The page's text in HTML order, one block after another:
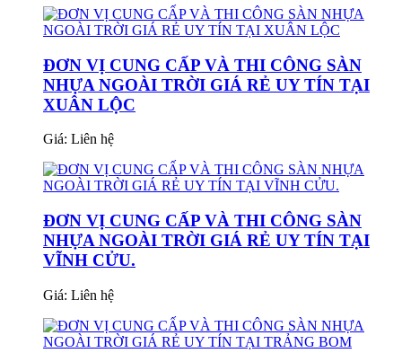
ĐƠN VỊ CUNG CẤP VÀ THI CÔNG SÀN
NHỰA NGOÀI TRỜI GIÁ RẺ UY TÍN TẠI
XUÂN LỘC
Giá: Liên hệ
ĐƠN VỊ CUNG CẤP VÀ THI CÔNG SÀN
NHỰA NGOÀI TRỜI GIÁ RẺ UY TÍN TẠI
VĨNH CỬU.
Giá: Liên hệ